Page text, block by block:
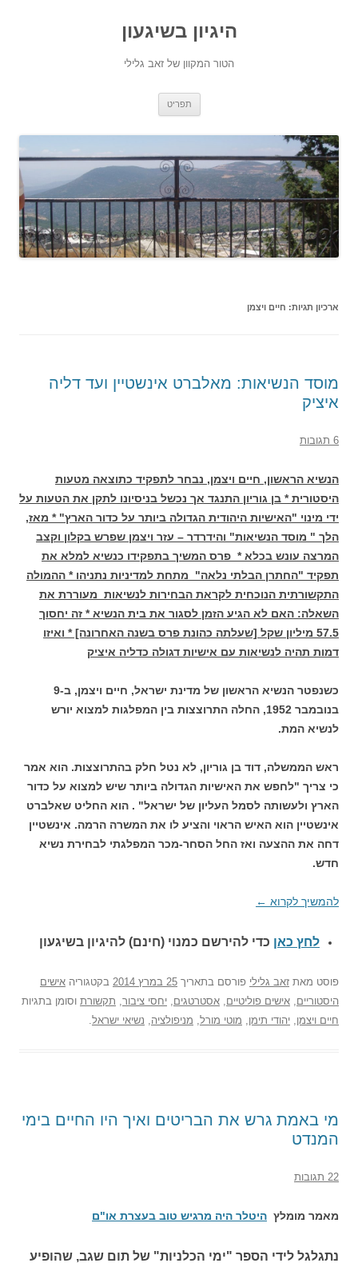
היגיון בשיגעון
הטור המקוון של זאב גלילי
תפריט
ארכיון תגיות:חיים ויצמן
מוסד הנשיאות: מאלברט אינשטיין ועד דליה
איציק
הנשיא הראשון, חיים ויצמן, נבחר לתפקיד כתוצאה מטעות
היסטורית * בן גוריון התנגד אך נכשל בניסיונו לתקן את הטעות על
ידי מינוי "האישיות היהודית הגדולה ביותר על כדור הארץ" * מאז,
הלך " מוסד הנשיאות" והידרדר – עזר ויצמן שפרש בקלון וקצב
המרצה עונש בכלא * פרס המשיך בתפקידו כנשיא למלא את
תפקיד "החתרן הבלתי נלאה" מתחת למדיניות נתניהו * ההמולה
התקשורתית הנוכחית לקראת הבחירות לנשיאות מעוררת את
השאלה: האם לא הגיע הזמן לסגור את בית הנשיא * זה יחסוך
57.5 מיליון שקל [שעלתה כהונת פרס בשנה האחרונה] * ואיזו
דמות תהיה לנשיאות עם אישיות דגולה כדליה איציק
כשנפטר הנשיא הראשון של מדינת ישראל, חיים ויצמן, ב-9
בנובמבר 1952, החלה התרוצצות בין המפלגות למצוא יורש
לנשיא המת.
ראש הממשלה, דוד בן גוריון, לא נטל חלק בהתרוצצות. הוא אמר
כי צריך "לחפש את האישיות הגדולה ביותר שיש למצוא על כדור
הארץ ולעשותה לסמל העליון של ישראל" . הוא החליט שאלברט
אינשטיין הוא האיש הראוי והציע לו את המשרה הרמה. אינשטיין
דחה את ההצעה ואז החל הסחר-מכר המפלגתי לבחירת נשיא
חדש.
להמשיך לקרוא←
לחץ כאן כדי להירשם כ מנוי (חינם) להיגיון בשיגעון
פוסטמאתזאב גליליפורסם בתאריך25 במרץ 2014 בקטגוריהאישים
היסטוריים, אישים פוליטיים, אסטרטגים, יחסי ציבור, תקשורתוסומן בתגיות
חיים ויצמן, יהודי תימן, מוטי מורל, מניפולציה, נשיאי ישראל.
מי באמת גרש את הבריטים ואיך היו החיים בימי
המנדט
22 תגובות
מאמר מומלץ היטלר היה מרגיש טוב בעצרת או"ם
נתגלגל לידי הספר "ימי הכלניות" של תום שגב, שהופיע